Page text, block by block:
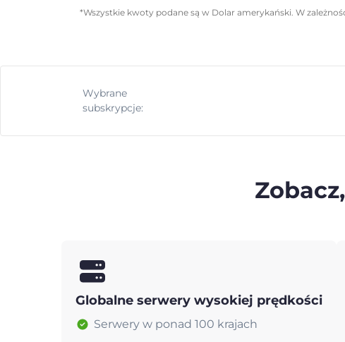
*Wszystkie kwoty podane są w Dolar amerykański. W
Wybrane
subskrypcje:
Globalne serwery wysokiej prędkości
Serwery w ponad 100 krajach